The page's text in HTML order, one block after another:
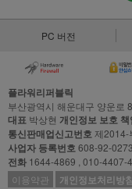
PC 버전
플라워리퍼블릭
부산광역시 해운대구 양운로
대표 박상현 개인정보 보호
통신판매업신고번호제2014-
사업자 등록번호608-92-
전화 1644-4869 , 010-4407-
이용약관
개인정보처리방침